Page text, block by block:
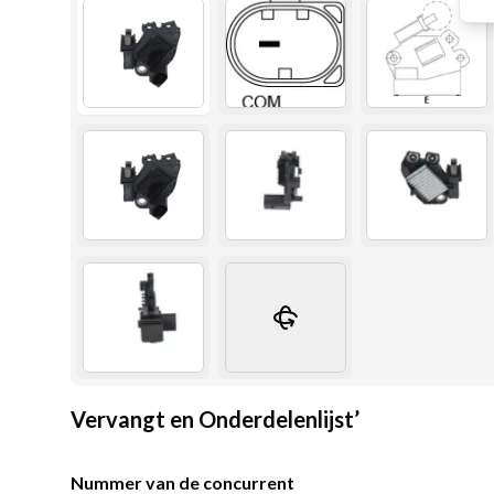
Vervangt en Onderdelenlijst’
Nummer van de concurrent